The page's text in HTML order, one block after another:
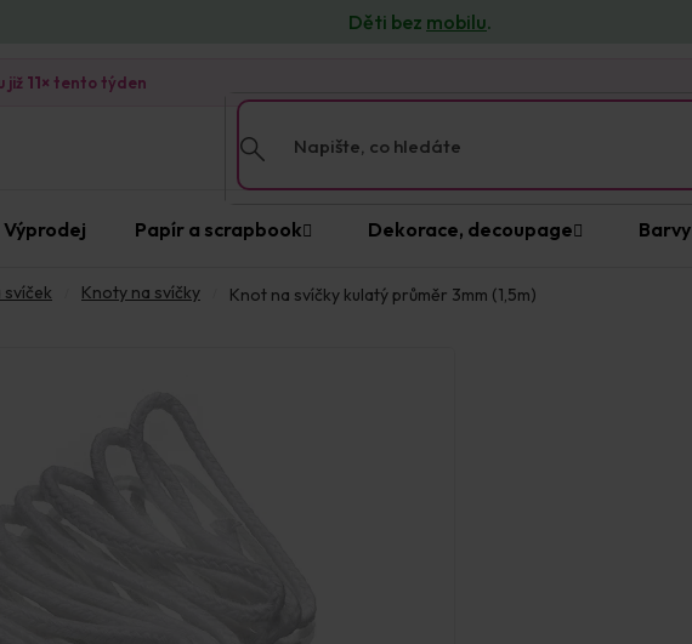
Děti bez mobilu.
již 11× tento týden
Výprodej Papír a scrapbook Dekorace, decoupage
Knoty na svíčky Knot na svíčky kulatý průměr 3mm (1,5m)